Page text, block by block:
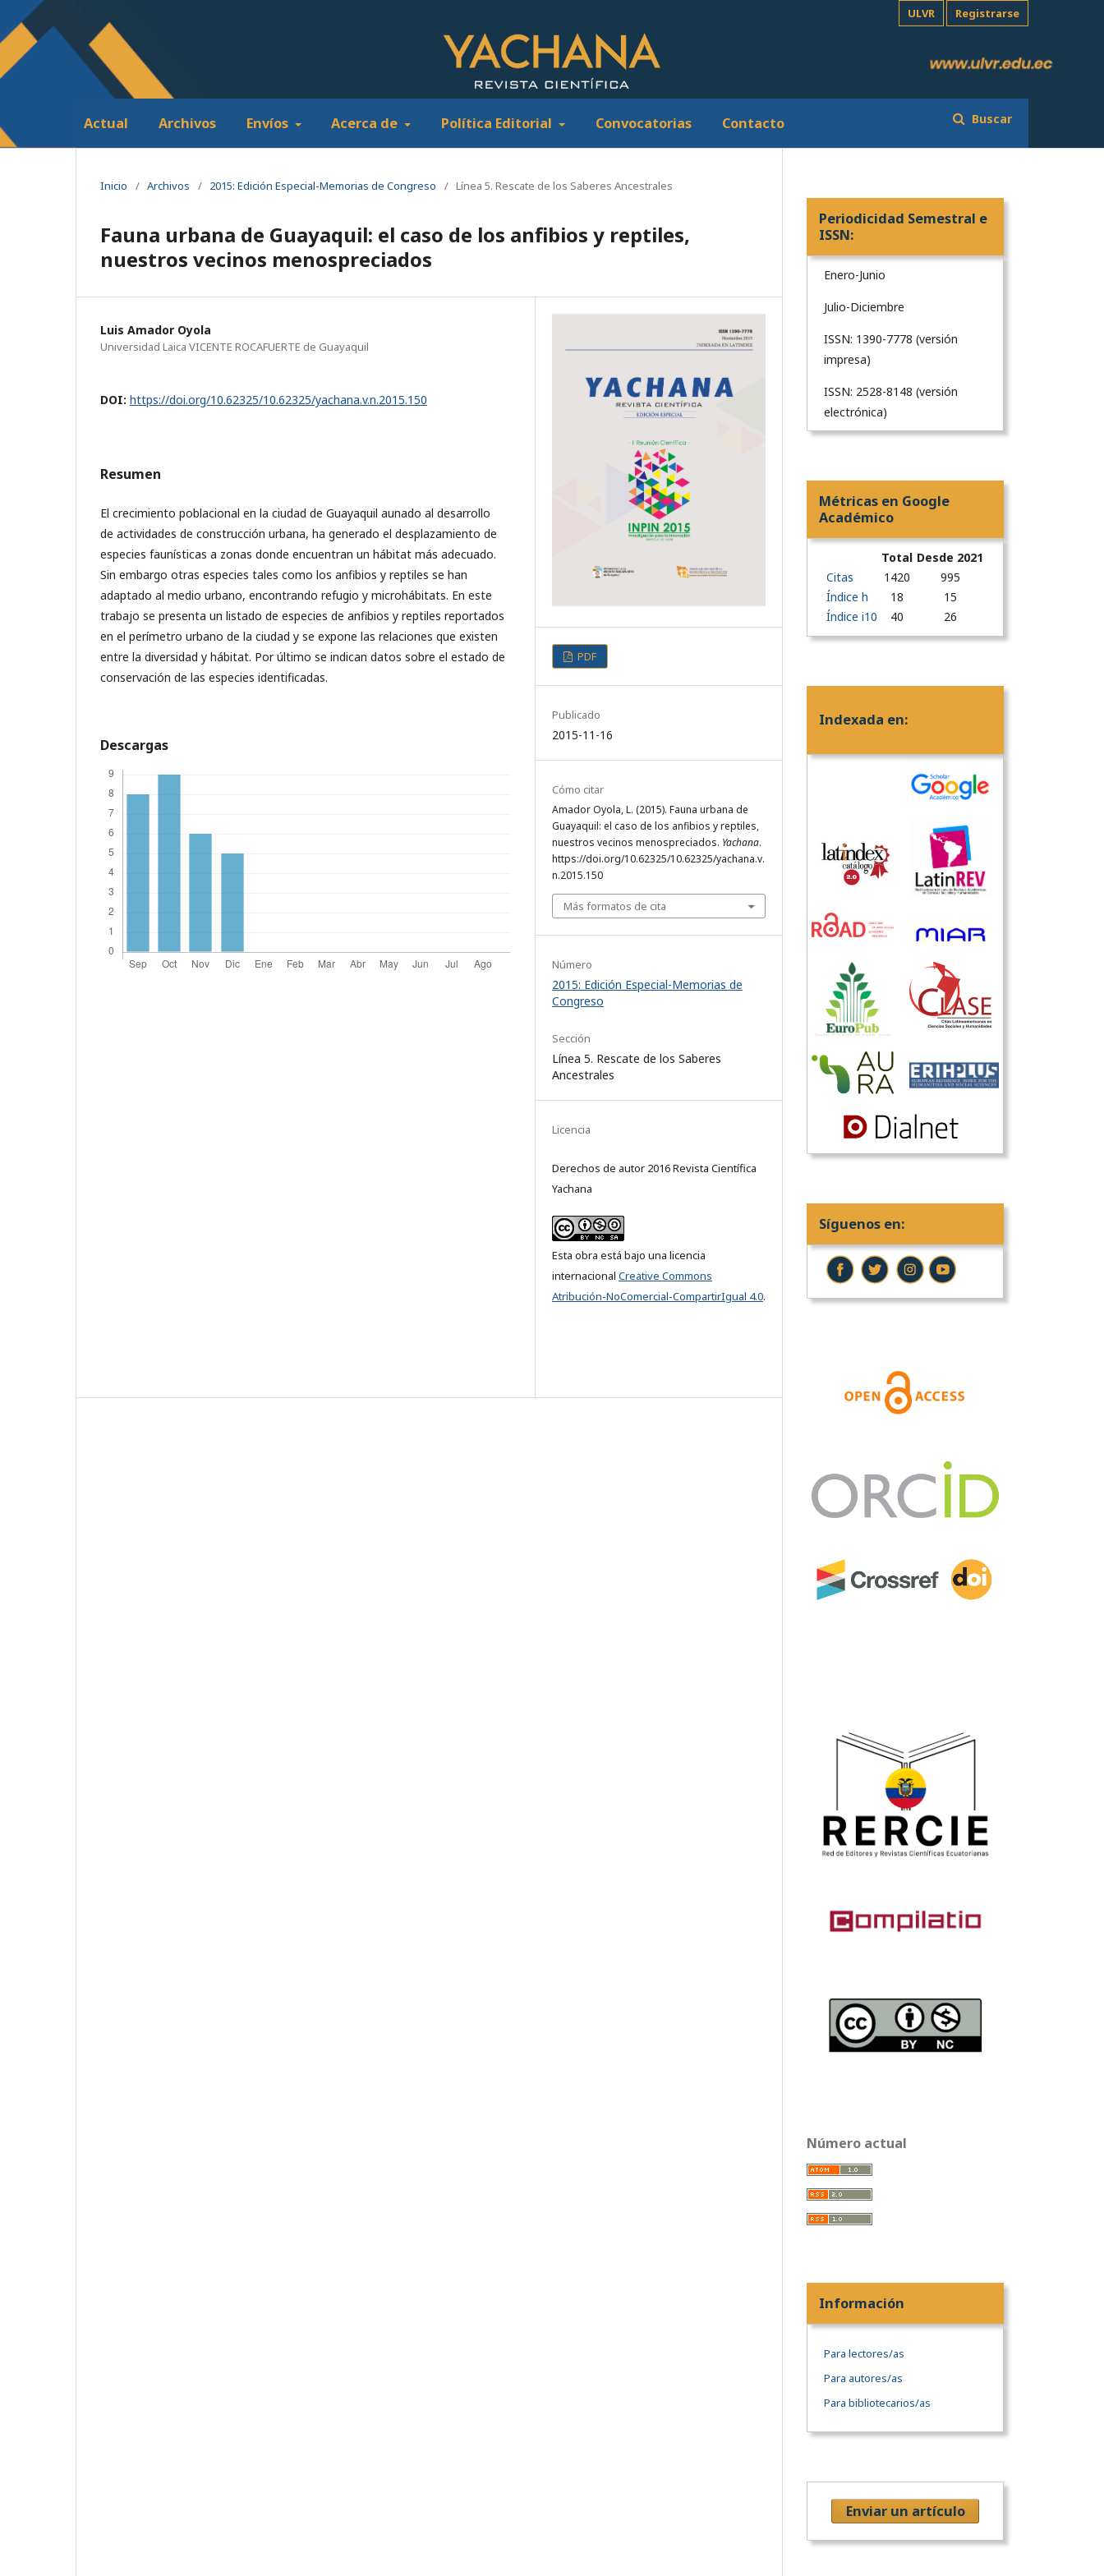
Actual Archivos Envíos Acerca de Política Editorial Convocatorias Contacto Buscar
ULVR Registrarse
Inicio / Archivos / 2015: Edición Especial-Memorias de Congreso / Línea 5. Rescate de los Saberes Ancestrales
Fauna urbana de Guayaquil: el caso de los anfibios y reptiles,
nuestros vecinos menospreciados
Luis Amador Oyola
Universidad Laica VICENTE ROCAFUERTE de Guayaquil
DOI: https://doi.org/10.62325/10.62325/yachana.v.n.2015.150
Resumen
El crecimiento poblacional en la ciudad de Guayaquil aunado al desarrollo
de actividades de construcción urbana, ha generado el desplazamiento de
especies faunísticas a zonas donde encuentran un hábitat más adecuado.
Sin embargo otras especies tales como los anfibios y reptiles se han
adaptado al medio urbano, encontrando refugio y microhábitats. En este
trabajo se presenta un listado de especies de anfibios y reptiles reportados
en el perímetro urbano de la ciudad y se expone las relaciones que existen
entre la diversidad y hábitat. Por último se indican datos sobre el estado de
conservación de las especies identificadas.
Descargas
PDF
Publicado
2015-11-16
Cómo citar
Amador Oyola, L. (2015). Fauna urbana de
Guayaquil: el caso de los anfibios y reptiles,
nuestros vecinos menospreciados. Yachana.
https://doi.org/10.62325/10.62325/yachana.v.
n.2015.150
Más formatos de cita
Número
2015: Edición Especial-Memorias de
Congreso
Sección
Línea 5. Rescate de los Saberes
Ancestrales
Licencia
Derechos de autor 2016 Revista Científica
Yachana
Esta obra está bajo una licencia
internacional Creative Commons
Atribución-NoComercial-CompartirIgual 4.0.
Periodicidad Semestral e
ISSN:
Enero-Junio
Julio-Diciembre
ISSN: 1390-7778 (versión
impresa)
ISSN: 2528-8148 (versión
electrónica)
Métricas en Google
Académico
Total Desde 2021
Citas
1420
995
Índice h
18
15
Índice i10
40 26
Indexada en:
Síguenos en:
Número actual
Información
Para lectores/as
Para autores/as
Para bibliotecarios/as
Enviar un artículo